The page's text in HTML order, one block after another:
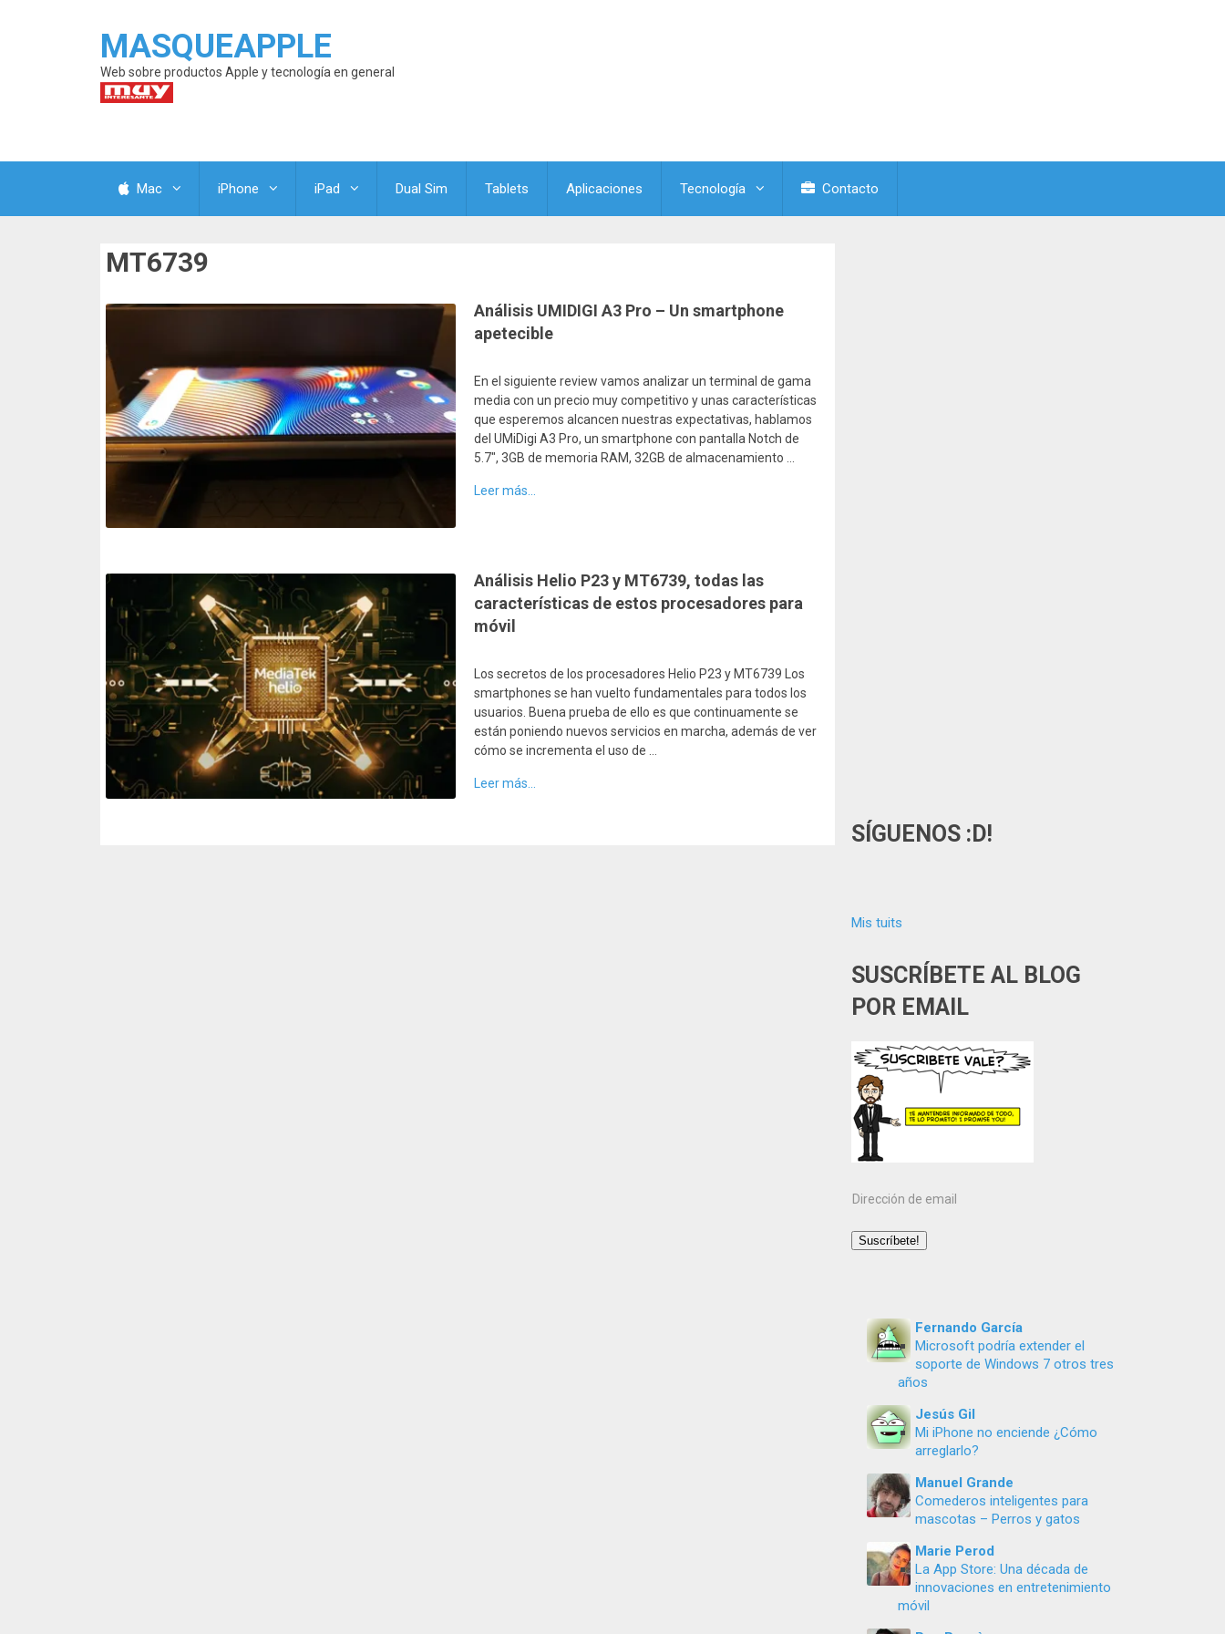
MASQUEAPPLE
Web sobre productos Apple y tecnología en general
Mac iPhone iPad Dual Sim Tablets Aplicaciones Tecnología Contacto
MT6739
Análisis UMIDIGI A3 Pro – Un smartphone
apetecible
En el siguiente review vamos analizar un terminal de gama
media con un precio muy competitivo y unas características
que esperemos alcancen nuestras expectativas, hablamos
del UMiDigi A3 Pro, un smartphone con pantalla Notch de
5.7″, 3GB de memoria RAM, 32GB de almacenamiento …
Leer más...
Análisis Helio P23 y MT6739, todas las
características de estos procesadores para
móvil
Los secretos de los procesadores Helio P23 y MT6739 Los
smartphones se han vuelto fundamentales para todos los
usuarios. Buena prueba de ello es que continuamente se
están poniendo nuevos servicios en marcha, además de ver
cómo se incrementa el uso de …
Leer más...
SÍGUENOS :D!
Mis tuits
SUSCRÍBETE AL BLOG
POR EMAIL
Dirección
email
Suscríbete!
Fernando García
Microsoft podría extender el
soporte de Windows 7 otros tres
años
Jesús Gil
Mi iPhone no enciende ¿Cómo
arreglarlo?
Manuel Grande
Comederos inteligentes para
mascotas – Perros y gatos
Marie Perod
La App Store: Una década de
innovaciones en entretenimiento
móvil